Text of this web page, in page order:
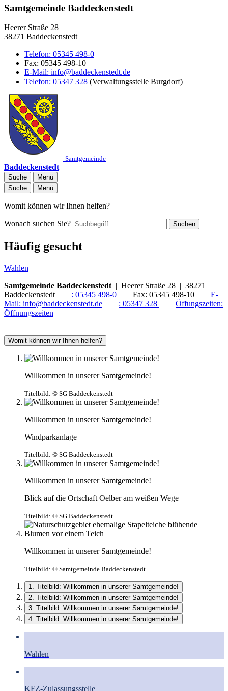
Samtgemeinde Baddeckenstedt
Heerer Straße 28
38271 Baddeckenstedt
Telefon: 05345 498-0
Fax: 05345 498-10
E-Mail: info@baddeckenstedt.de
Telefon: 05347 328 (Verwaltungsstelle Burgdorf)
Samtgemeinde
Baddeckenstedt
Suche
Menü
Suche
Menü
Womit können wir Ihnen helfen?
Wonach suchen Sie? Suchen
Häufig gesucht
Wahlen
Samtgemeinde Baddeckenstedt | Heerer Straße 28 | 38271
Baddeckenstedt : 05345 498-0 Fax: 05345 498-10
E-
Mail: info@baddeckenstedt.de : 05347 328
Öffungszeiten:
Öffnungszeiten
Womit können wir Ihnen helfen?
Willkommen in unserer Samtgemeinde!
Titelbild: © SG Baddeckenstedt
Willkommen in unserer Samtgemeinde!
Windparkanlage
Titelbild: © SG Baddeckenstedt
Willkommen in unserer Samtgemeinde!
Blick auf die Ortschaft Oelber am weißen Wege
Titelbild: © SG Baddeckenstedt
Willkommen in unserer Samtgemeinde!
Titelbild: © Samtgemeinde Baddeckenstedt
1. Titelbild: Willkommen in unserer Samtgemeinde!
2. Titelbild: Willkommen in unserer Samtgemeinde!
3. Titelbild: Willkommen in unserer Samtgemeinde!
4. Titelbild: Willkommen in unserer Samtgemeinde!
Wahlen
KFZ-Zulassungsstelle